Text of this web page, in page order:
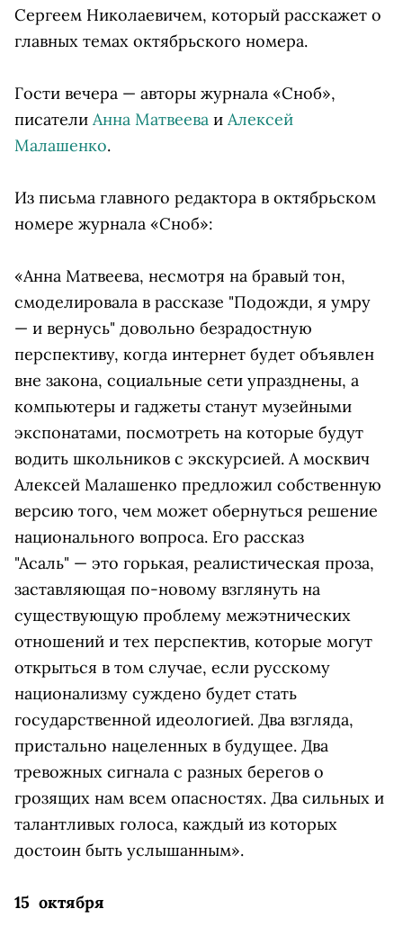
Сергеем Николаевичем, который расскажет о
главных темах октябрьского номера.
Гости вечера — авторы журнала «Сноб»,
писатели Анна Матвеева и Алексей
Малашенко.
Из письма главного редактора в октябрьском
номере журнала «Сноб»:
«Анна Матвеева, несмотря на бравый тон,
смоделировала в рассказе "Подожди, я умру
— и вернусь" довольно безрадостную
перспективу, когда интернет будет объявлен
вне закона, социальные сети упразднены, а
компьютеры и гаджеты станут музейными
экспонатами, посмотреть на которые будут
водить школьников с экскурсией. А москвич
Алексей Малашенко предложил собственную
версию того, чем может обернуться решение
национального вопроса. Его рассказ
"Асаль" — это горькая, реалистическая проза,
заставляющая по-новому взглянуть на
существующую проблему межэтнических
отношений и тех перспектив, которые могут
открыться в том случае, если русскому
национализму суждено будет стать
государственной идеологией. Два взгляда,
пристально нацеленных в будущее. Два
тревожных сигнала с разных берегов о
грозящих нам всем опасностях. Два сильных и
талантливых голоса, каждый из которых
достоин быть услышанным».
15 октября